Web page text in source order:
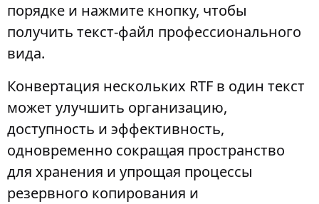
порядке и нажмите кнопку, чтобы
получить текст-файл профессионального
вида.
Конвертация нескольких RTF в один текст
может улучшить организацию,
доступность и эффективность,
одновременно сокращая пространство
для хранения и упрощая процессы
резервного копирования и